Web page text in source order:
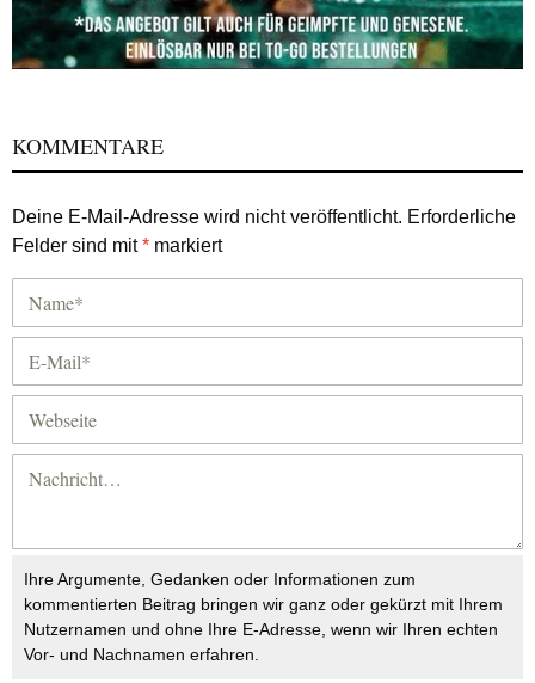
KOMMENTARE
Deine E-Mail-Adresse wird nicht veröffentlicht. Erforderliche
Felder sind mit* markiert
Ihre Argumente, Gedanken oder Informationen zum
kommentierten Beitrag bringen wir ganz oder gekürzt mit Ihrem
Nutzernamen und ohne Ihre E-Adresse, wenn wir Ihren echten
Vor- und Nachnamen erfahren.